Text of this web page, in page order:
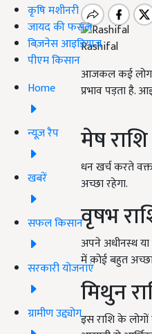
कृषि मशीनरी
जायद की फसल
बिज़नेस आइडियाज
पीएम किसान
Home
न्यूज़ रैप
खबरें
सफल किसान
सरकारी योजनाएं
ग्रामीण उद्द्योग
Rashifal
आजकल कई लोग
प्रभाव पड़ता है.
मेष राशि
धन खर्च करते
अच्छा रहेगा.
वृषभ
अपने अधीनस्थ
में कोई बहुत
मिथुन
इस राशि के